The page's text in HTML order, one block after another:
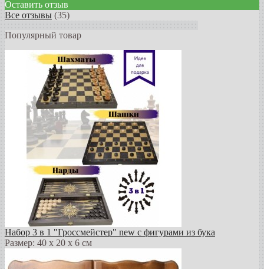
Оставить отзыв
Все отзывы (35)
Популярный товар
Набор 3 в 1 "Гроссмейстер" new с фигурами из бука
Размер: 40 х 20 х 6 см